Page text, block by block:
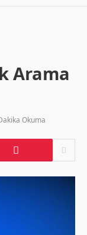
Arama
Okuma